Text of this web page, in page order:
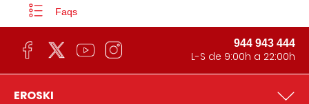
Faqs
944 943 444
L-S de 9:00h a 22:00h
EROSKI